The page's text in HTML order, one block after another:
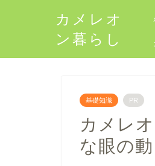
カメレオ
ン暮らし
基礎知識 PR
カメレ
な眼の